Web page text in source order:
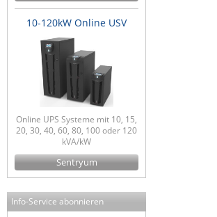
10-120kW Online USV
Online UPS Systeme mit 10, 15,
20, 30, 40, 60, 80, 100 oder 120
kVA/kW
Sentryum
Info-Service abonnieren